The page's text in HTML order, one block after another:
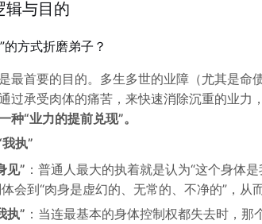
辑与目的
的方式折磨弟子？
是最首要的目的。多生多世的业障（尤其是命
过承受肉体的痛苦，来快速消除沉重的业力
种“业力的提前兑现”。
执”
见” ：普通人最大的执着就是认为“这个身体
会到“肉身是虚幻的、无常的、不净的”，从
执” ：当连最基本的身体控制权都失去时，那